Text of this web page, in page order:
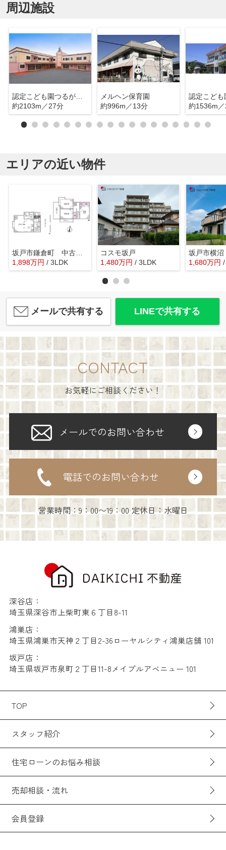
周辺施設
認定こども園つるがしま白百合めぐみ幼稚園
約2103m／27分
メルヘン保育園
約996m／13分
約1536m
エリアの近い物件
坂戸市鎌倉町 中古戸建
1,898万円 / 3LDK
コスモ坂戸
1,480万円 / 3LDK
坂戸市横
1,680万円
メールで共有する LINEで共有する
CONTACT
お気軽にご相談ください！
メールでのお問い合わせ
電話でのお問い合わせ
営業時間：9：00〜19：00 定休日：水曜日
深谷店：
埼玉県深谷市上柴町東６丁目8-11
鴻巣店：
埼玉県鴻巣市天神２丁目2-36ローヤルシティ鴻巣店舗 101
坂戸店：
埼玉県坂戸市泉町２丁目11-8メイプルアベニュー 101
TOP
スタッフ紹介
住宅ローンのお悩み相談
売却相談・流れ
会員登録